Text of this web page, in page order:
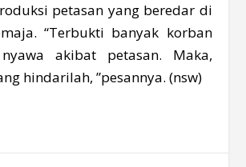
petasan yang beredar di
“Terbukti banyak korban
akibat petasan. Maka,
hindarilah, ”pesannya. (nsw)